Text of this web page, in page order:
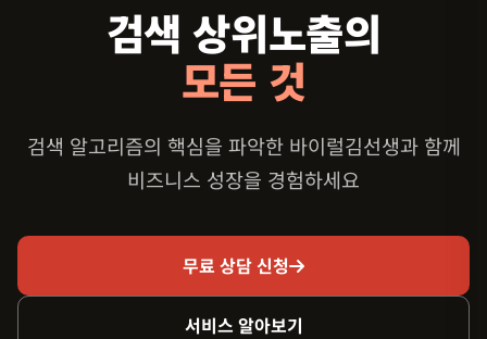
검색 상위노출의
모든 것
검색 알고리즘의 핵심을 파악한 바이럴김선생과 함께
비즈니스 성장을 경험하세요
무료 상담 신청
서비스 알아보기